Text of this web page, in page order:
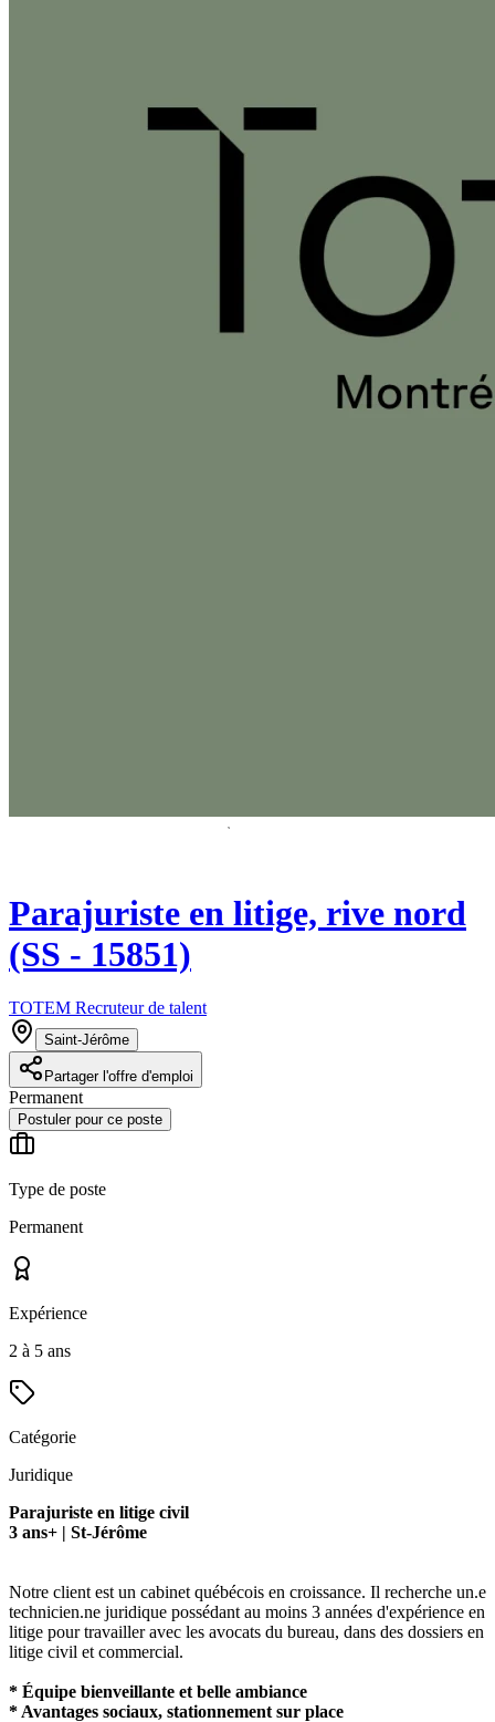
Parajuriste en litige, rive nord
(SS - 15851)
TOTEM Recruteur de talent
Saint-Jérôme
Partager l'offre d'emploi
Permanent
Postuler pour ce poste
Type de poste
Permanent
Expérience
2 à 5 ans
Catégorie
Juridique
Parajuriste en litige civil
3 ans+ | St-Jérôme
Notre client est un cabinet québécois en croissance. Il recherche un.e
technicien.ne juridique possédant au moins 3 années d'expérience en
litige pour travailler avec les avocats du bureau, dans des dossiers en
litige civil et commercial.
* Équipe bienveillante et belle ambiance
* Avantages sociaux, stationnement sur place